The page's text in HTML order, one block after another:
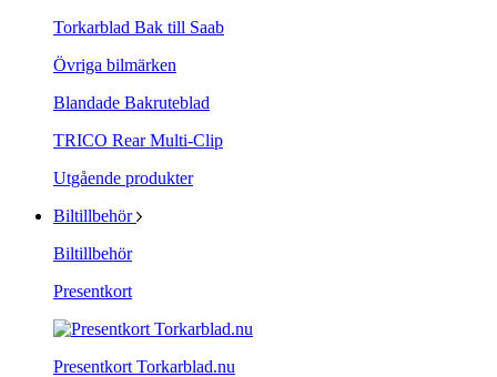
Torkarblad Bak till Saab
Övriga bilmärken
Blandade Bakruteblad
TRICO Rear Multi-Clip
Utgående produkter
Biltillbehör
Biltillbehör
Presentkort
Presentkort Torkarblad.nu